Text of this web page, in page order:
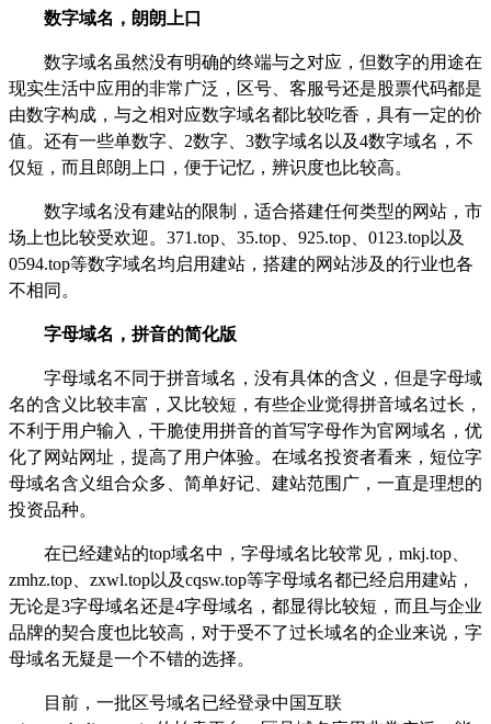
数字域名，朗朗上口
数字域名虽然没有明确的终端与之对应，但数字的用途在
现实生活中应用的非常广泛，区号、客服号还是股票代码都是
由数字构成，与之相对应数字域名都比较吃香，具有一定的价
值。还有一些单数字、 2数字、 3数字域名以及4数字域名，不
仅短，而且郎朗上口，便于记忆，辨识度也比较高。
数字域名没有建站的限制，适合搭建任何类型的网站，市
场上也比较受欢迎。 371.top、 35.top、 925.top、 0123.top以及
0594.top等数字域名均启用建站，搭建的网站涉及的行业也各
不相同。
字母域名，拼音的简化版
字母域名不同于拼音域名，没有具体的含义，但是字母域
名的含义比较丰富，又比较短，有些企业觉得拼音域名过长，
不利于用户输入，干脆使用拼音的首写字母作为官网域名，优
化了网站网址，提高了用户体验。在域名投资者看来，短位字
母域名含义组合众多、简单好记、建站范围广，一直是理想的
投资品种。
在已经建站的top域名中，字母域名比较常见， mkj.top、
zmhz.top、 zxwl.top以及cqsw.top等字母域名都已经启用建站，
无论是3字母域名还是4字母域名，都显得比较短，而且与企业
品牌的契合度也比较高，对于受不了过长域名的企业来说，字
母域名无疑是一个不错的选择。
目前，一批区号域名已经登录中国互联